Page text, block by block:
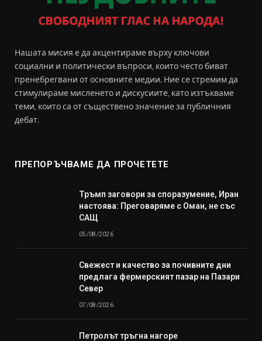
Нашата мисия е да акцентираме върху ключови
социални и политически въпроси, които често биват
пренебрегвани от основните медии. Ние се стремим да
стимулираме мисленето и дискусиите, като изтъкваме
теми, които са от съществено значение за публичния
дебат.
ПРЕПОРЪЧВАМЕ ДА ПРОЧЕТЕТЕ
Тръмп заговори за споразумение, Иран
настоява: Преговаряме с Оман, не със
САЩ
05/08/2026
Свежест и качество за почивните дни
предлага фермерският пазар на Пазари
Север
07/08/2026
Петролът тръгна нагоре